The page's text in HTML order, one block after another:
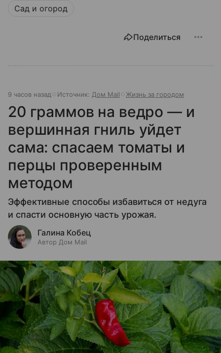
Сад и огород
Поделиться
9 часов назад Источник: Дом Mail Жизнь за городом
20 граммов на ведро — и
вершинная гниль уйдет
сама: спасаем томаты и
перцы проверенным
методом
Эффективные способы избавиться от недуга
и спасти основную часть урожая.
Галина Кобец
Автор Дом Mail